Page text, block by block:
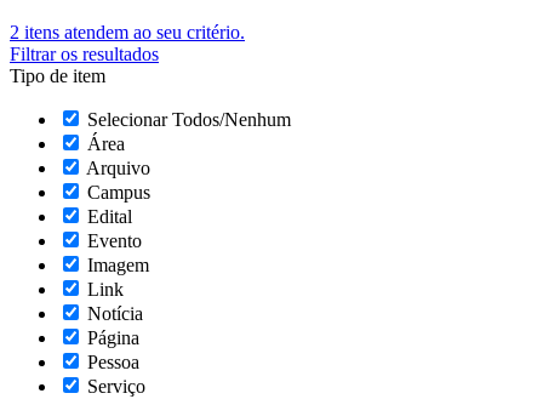
2 itens atendem ao seu critério.
Filtrar os resultados
Tipo de item
Selecionar Todos/Nenhum
Área
Arquivo
Campus
Edital
Evento
Imagem
Link
Notícia
Página
Pessoa
Serviço